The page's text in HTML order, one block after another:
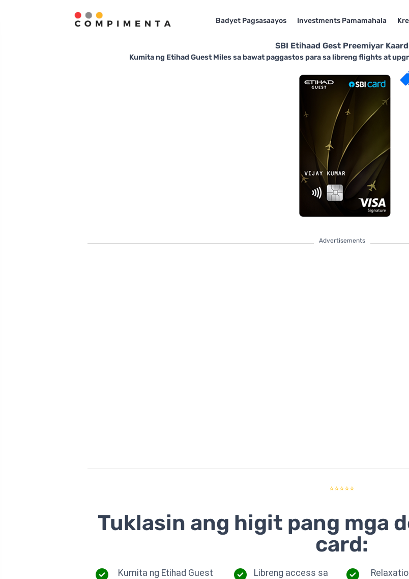
Badyet Pagsasaayos Investments Pamamahala
SBI Etihaad Gest Preemiyar Kaard
Kumita ng Etihad Guest Miles sa bawat paggastos para sa libreng flights at
Advertisements
⭐⭐⭐⭐⭐
Tuklasin ang higit pang mga
card:
Kumita ng Etihad Guest
Libreng access sa